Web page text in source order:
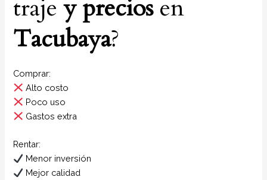
trajey precios en
Tacubaya?
Comprar:
Alto costo
Poco uso
Gastos extra
Rentar:
Menor inversión
Mejor calidad